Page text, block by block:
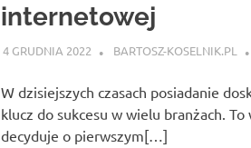
internetowej
4 GRUDNIA 2022 BARTOSZ-KOSELNIK.PL
W dzisiejszych czasach posiadanie
klucz do sukcesu w wielu branżach. To
decyduje o pierwszym[…]